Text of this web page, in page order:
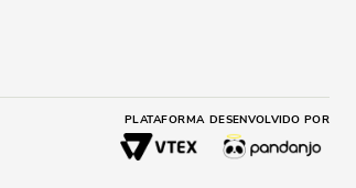
PLATAFORMA DESENVOLVIDO POR